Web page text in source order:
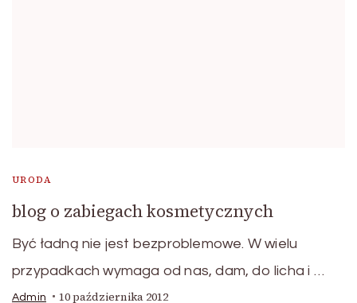
URODA
blog o zabiegach kosmetycznych
Być ładną nie jest bezproblemowe. W wielu
przypadkach wymaga od nas, dam, do licha i …
Admin 10 października 2012